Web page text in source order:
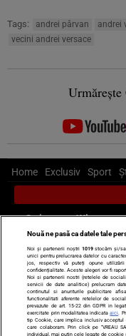
Tags: andrei pârvan andrei
vecini andrei versace
Home Exclusiv Sport
Scrie-ne pe Whatsapp,
Știri
Ultimele stiri
Diete
Echipa editorială
Nouă ne pasă ca datele tale
Noi și partenerii noștri 1019stocăm și/
unici pentru prelucrarea datelor cu
jos, respectiv vă puteți opune
confidențialitate. Aceste alegeri vor fi
Noi si partenerii nostri (retelele de
servicii de date analitice) prelucram
continutul si anunturile publicitare
functionalitati aferente retelelor de
prevazute de art. 15-22 din GDPR in
exercitate prin modalitatea indicataaici .
tip Cookie, care implica inclusiv
care colaboram. Prin click pe “VREAU
individual, mai putin cele legate de cookie